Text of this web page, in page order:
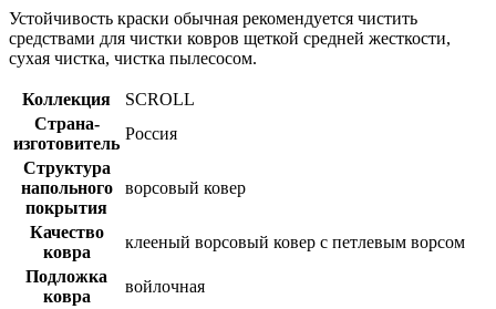
Устойчивость краски обычная рекомендуется чистить
средствами для чистки ковров щеткой средней жесткости,
сухая чистка, чистка пылесосом.
Коллекция
SCROLL
Страна-
изготовитель
Россия
Структура
напольного
покрытия
ворсовый ковер
Качество
ковра
клееный ворсовый ковер с петлевым ворсом
Подложка
ковра
войлочная